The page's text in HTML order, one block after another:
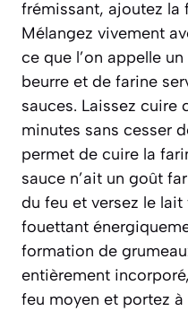
frémissant, ajoutez la
Mélangez vivement
ce que l’on appelle un
beurre et de farine
sauces. Laissez cuire
minutes sans cesser
permet de cuire la
sauce n’ait un goût
du feu et versez le
fouettant
formation de
entièrement
feu moyen et portez